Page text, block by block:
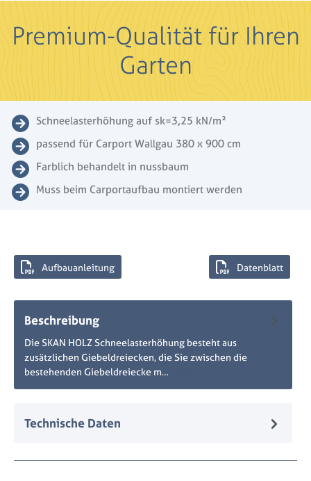
Premium-Qualität für Ihren
Garten
Schneelasterhöhung auf sk=3,25 kN/m²
passend für Carport Wallgau 380 x 900 cm
Farblich behandelt in nussbaum
Muss beim Carportaufbau montiert werden
Beschreibung
Die SKAN HOLZ Schneelasterhöhung besteht aus
zusätzlichen Giebeldreiecken, die Sie zwischen die
bestehenden Giebeldreiecke m…
Technische Daten
Aufbauanleitung Datenblatt